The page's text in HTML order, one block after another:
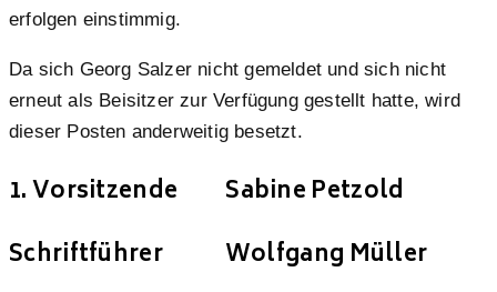
erfolgen einstimmig.
Da sich Georg Salzer nicht gemeldet und sich nicht
erneut als Beisitzer zur Verfügung gestellt hatte, wird
dieser Posten anderweitig besetzt.
1. Vorsitzende Sabine Petzold
Schriftführer Wolfgang Müller